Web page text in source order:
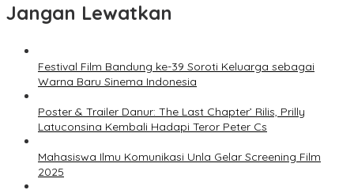
Jangan Lewatkan
Festival Film Bandung ke-39 Soroti Keluarga sebagai
Warna Baru Sinema Indonesia
Poster & Trailer Danur: The Last Chapter’ Rilis, Prilly
Latuconsina Kembali Hadapi Teror Peter Cs
Mahasiswa Ilmu Komunikasi Unla Gelar Screening Film
2025